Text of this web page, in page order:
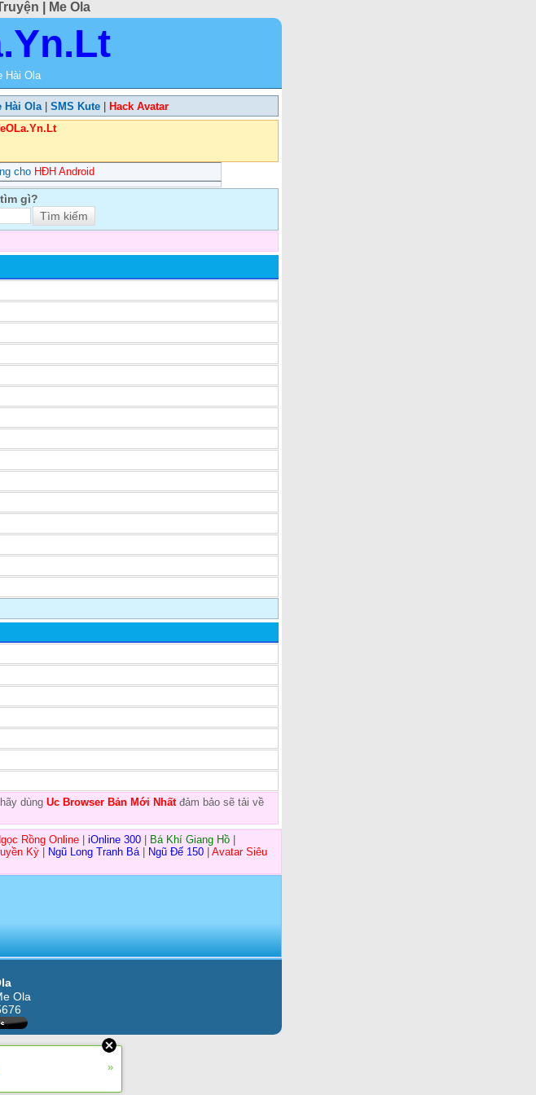
| Me Ola
Hài Ola
Hài Ola| SMS Kute
Hack Avatar
cho HĐH Android
gì?
dùng Uc Browser Bản Mới Nhấtđảm bảo sẽ tải về
Rồng Online iOnline 300 Bá Khí Giang Hồ
Kỳ Ngũ Long Tranh Bá| Ngũ Đế 150
Avatar Siêu
Ola
»